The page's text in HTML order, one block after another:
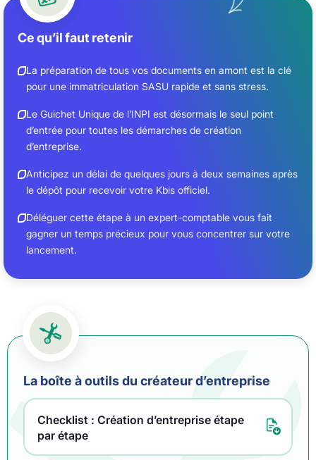
Ce qu’il faut retenir
La préparation de tous vos documents en amont est la clé
pour une immatriculation SASU rapide et sans stress.
Le Guichet Unique de l’INPI est désormais le seul point
d’entrée pour toutes les démarches de création
d’entreprise.
Anticipez un délai de quelques jours à deux semaines après
le dépôt pour recevoir votre Kbis officiel.
Déléguer cette étape à un expert-comptable vous fait
gagner un temps précieux pour vous concentrer sur votre
lancement.
La boîte à outils du créateur d’entreprise
Checklist : Création d’entreprise étape
par étape